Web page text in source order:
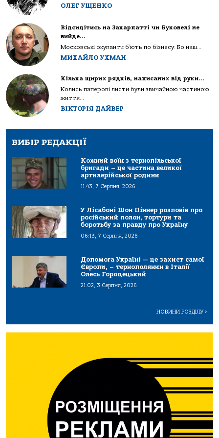
ОЛЕГ УЩЕНКО
Відсидітись на Закарпатті чи Буковелі не
вийде…
Московські окупанти б’ють по бізнесу. Бо наш...
МИХАЙЛО УХМАН
Кілька щирих рядків, написаних від руки…
Колись паперові листи були звичайною частиною
життя...
ВІКТОРІЯ ДАЙВЕР
ВИБІР РЕДАКЦІЇ
Кожний воїн з тернопільської
бригади – це частина великої
артилерійської родини
11:43, 7 Серпня, 2026
У Лісабоні Шон Піннер розповів про
російський полон, тортури та
боротьбу за правду про Україну
06:13, 7 Серпня, 2026
Допомога Україні — це захист самої
Європи, – тернополянин в Італії
Олесь Городецький
21:02, 3 Серпня, 2026
НОВИНИ РОЗДІЛУ>